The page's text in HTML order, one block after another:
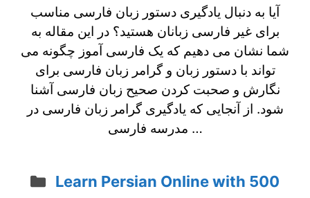
آیا به دنبال یادگیری دستور زبان فارسی مناسب
برای غیر فارسی زبانان هستید؟ در این مقاله به
شما نشان می دهیم که یک فارسی آموز چگونه می
تواند با دستور زبان و گرامر زبان فارسی برای
نگارش و صحبت کردن صحیح زبان فارسی آشنا
شود. از آنجایی که یادگیری گرامر زبان فارسی در
مدرسه فارسی …
Categories
Learn Persian Online with 500